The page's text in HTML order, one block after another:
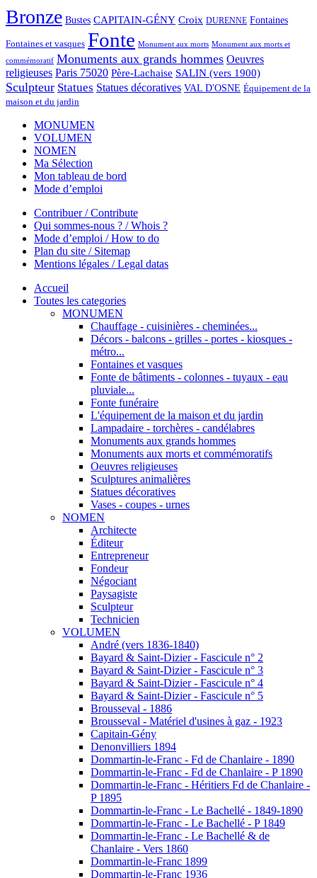
Bronze Bustes CAPITAIN-GÉNY Croix DURENNE Fontaines
Fontaines et vasques Fonte Monument aux morts Monument aux morts et
commémoratif Monuments aux grands hommes Oeuvres
religieuses Paris 75020 Père-Lachaise SALIN (vers 1900)
Sculpteur Statues Statues décoratives VAL D'OSNE Équipement de la
maison et du jardin
MONUMEN
VOLUMEN
NOMEN
Ma Sélection
Mon tableau de bord
Mode d’emploi
Contribuer / Contribute
Qui sommes-nous ? / Whois ?
Mode d’emploi / How to do
Plan du site / Sitemap
Mentions légales / Legal datas
Accueil
Toutes les categories
MONUMEN
Chauffage - cuisinières - cheminées...
Décors - balcons - grilles - portes - kiosques -
métro...
Fontaines et vasques
Fonte de bâtiments - colonnes - tuyaux - eau
pluviale...
Fonte funéraire
L'équipement de la maison et du jardin
Lampadaire - torchères - candélabres
Monuments aux grands hommes
Monuments aux morts et commémoratifs
Oeuvres religieuses
Sculptures animalières
Statues décoratives
Vases - coupes - urnes
NOMEN
Architecte
Éditeur
Entrepreneur
Fondeur
Négociant
Paysagiste
Sculpteur
Technicien
VOLUMEN
André (vers 1836-1840)
Bayard & Saint-Dizier - Fascicule n° 2
Bayard & Saint-Dizier - Fascicule n° 3
Bayard & Saint-Dizier - Fascicule n° 4
Bayard & Saint-Dizier - Fascicule n° 5
Brousseval - 1886
Brousseval - Matériel d'usines à gaz - 1923
Capitain-Gény
Denonvilliers 1894
Dommartin-le-Franc - Fd de Chanlaire - 1890
Dommartin-le-Franc - Fd de Chanlaire - P 1890
Dommartin-le-Franc - Héritiers Fd de Chanlaire -
P 1895
Dommartin-le-Franc - Le Bachellé - 1849-1890
Dommartin-le-Franc - Le Bachellé - P 1849
Dommartin-le-Franc - Le Bachellé & de
Chanlaire - Vers 1860
Dommartin-le-Franc 1899
Dommartin-le-Franc 1936